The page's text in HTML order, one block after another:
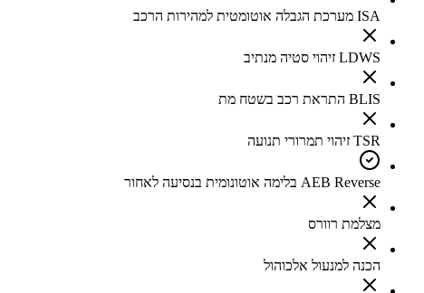
ISA מערכת הגבלה אוטומטית למהירות הרכב
LDWS זיהוי סטיה מנתיב
BLIS התראת רכב בשטח מת
TSR זיהוי תמרורי תנועה
AEB Reverse בלימה אוטונומית בנסיעה לאחור
מצלמת רוורס
הכנה למנעול אלכוהול